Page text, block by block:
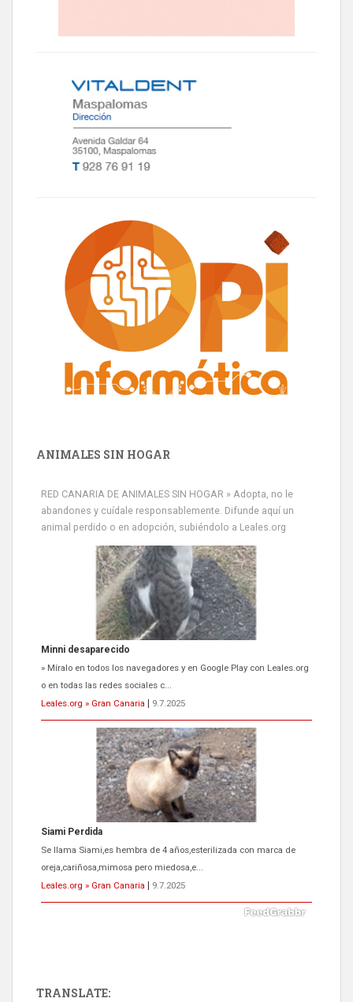
ANIMALES SIN HOGAR
RED CANARIA DE ANIMALES SIN HOGAR » Adopta, no le
abandones y cuídale responsablemente. Difunde aquí un
animal perdido o en adopción, subiéndolo a Leales.org
Minni desaparecido
» Míralo en todos los navegadores y en Google Play con Leales.org
o en todas las redes sociales c...
Leales.org » Gran Canaria
9.7.2025
Siami Perdida
Se llama Siami,es hembra de 4 años,esterilizada con marca de
oreja,cariñosa,mimosa pero miedosa,e...
Leales.org » Gran Canaria
9.7.2025
TRANSLATE: